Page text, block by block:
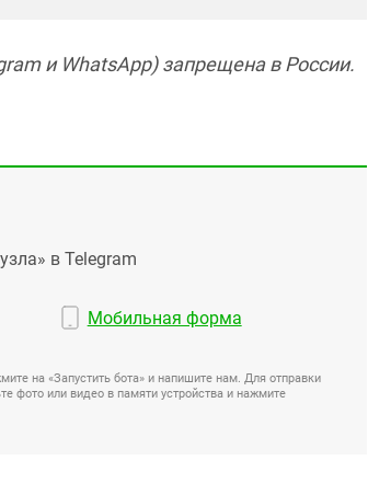
и WhatsApp) запрещена в России.
в Telegram
Мобильная форма
на «Запустить бота» и напишите нам. Для отправки
фото или видео в памяти устройства и нажмите